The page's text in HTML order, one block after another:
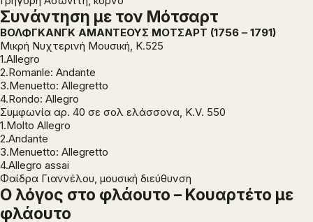
Συνάντηση με τον Μότσαρτ
ΒΟΛΦΓΚΑΝΓΚ ΑΜΑΝΤΕΟΥΣ ΜΟΤΣΑΡΤ (1756 – 1791)
Μικρή Νυχτερινή Μουσική, K.525
1.Allegro
2.Romanle: Andante
3.Menuetto: Allegretto
4.Rondo: Allegro
Συμφωνία αρ. 40 σε σολ ελάσσονα, K.V. 550
1.Molto Allegro
2.Andante
3.Menuetto: Allegretto
4.Allegro assai
Φαίδρα Γιαννέλου, μουσική διεύθυνση
Ο λόγος στο φλάουτο – Κουαρτέτο με
φλάουτο